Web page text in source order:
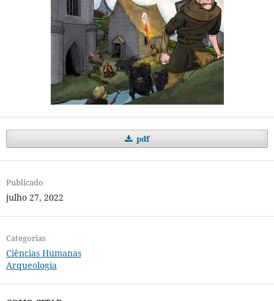
pdf
Publicado
julho 27, 2022
Categorias
Ciências Humanas
Arqueologia